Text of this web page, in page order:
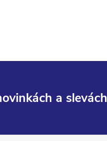
a slevách